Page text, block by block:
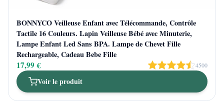
BONNYCO Veilleuse Enfant avec Télécommande, Contrôle
Tactile 16 Couleurs. Lapin Veilleuse Bébé avec Minuterie,
Lampe Enfant Led Sans BPA. Lampe de Chevet Fille
Rechargeable, Cadeau Bebe Fille
17,99 € 4500
Voir le produit